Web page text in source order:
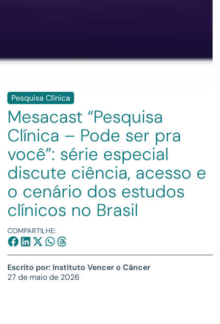
Pesquisa Clínica
Mesacast “Pesquisa
Clínica – Pode ser pra
você”: série especial
discute ciência, acesso e
o cenário dos estudos
clínicos no Brasil
COMPARTILHE:
Escrito por: Instituto Vencer o Câncer
27 de maio de 2026